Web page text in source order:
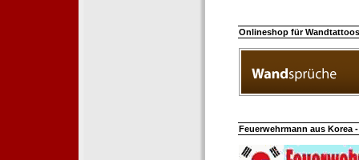
Onlineshop für Wandtattoos
Feuerwehrmann aus Korea